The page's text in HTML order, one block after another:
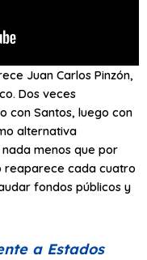
Juan Carlos Pinzón,
Dos veces
con Santos, luego con
alternativa
menos que por
reaparece cada cuatro
fondos públicos y
a Estados